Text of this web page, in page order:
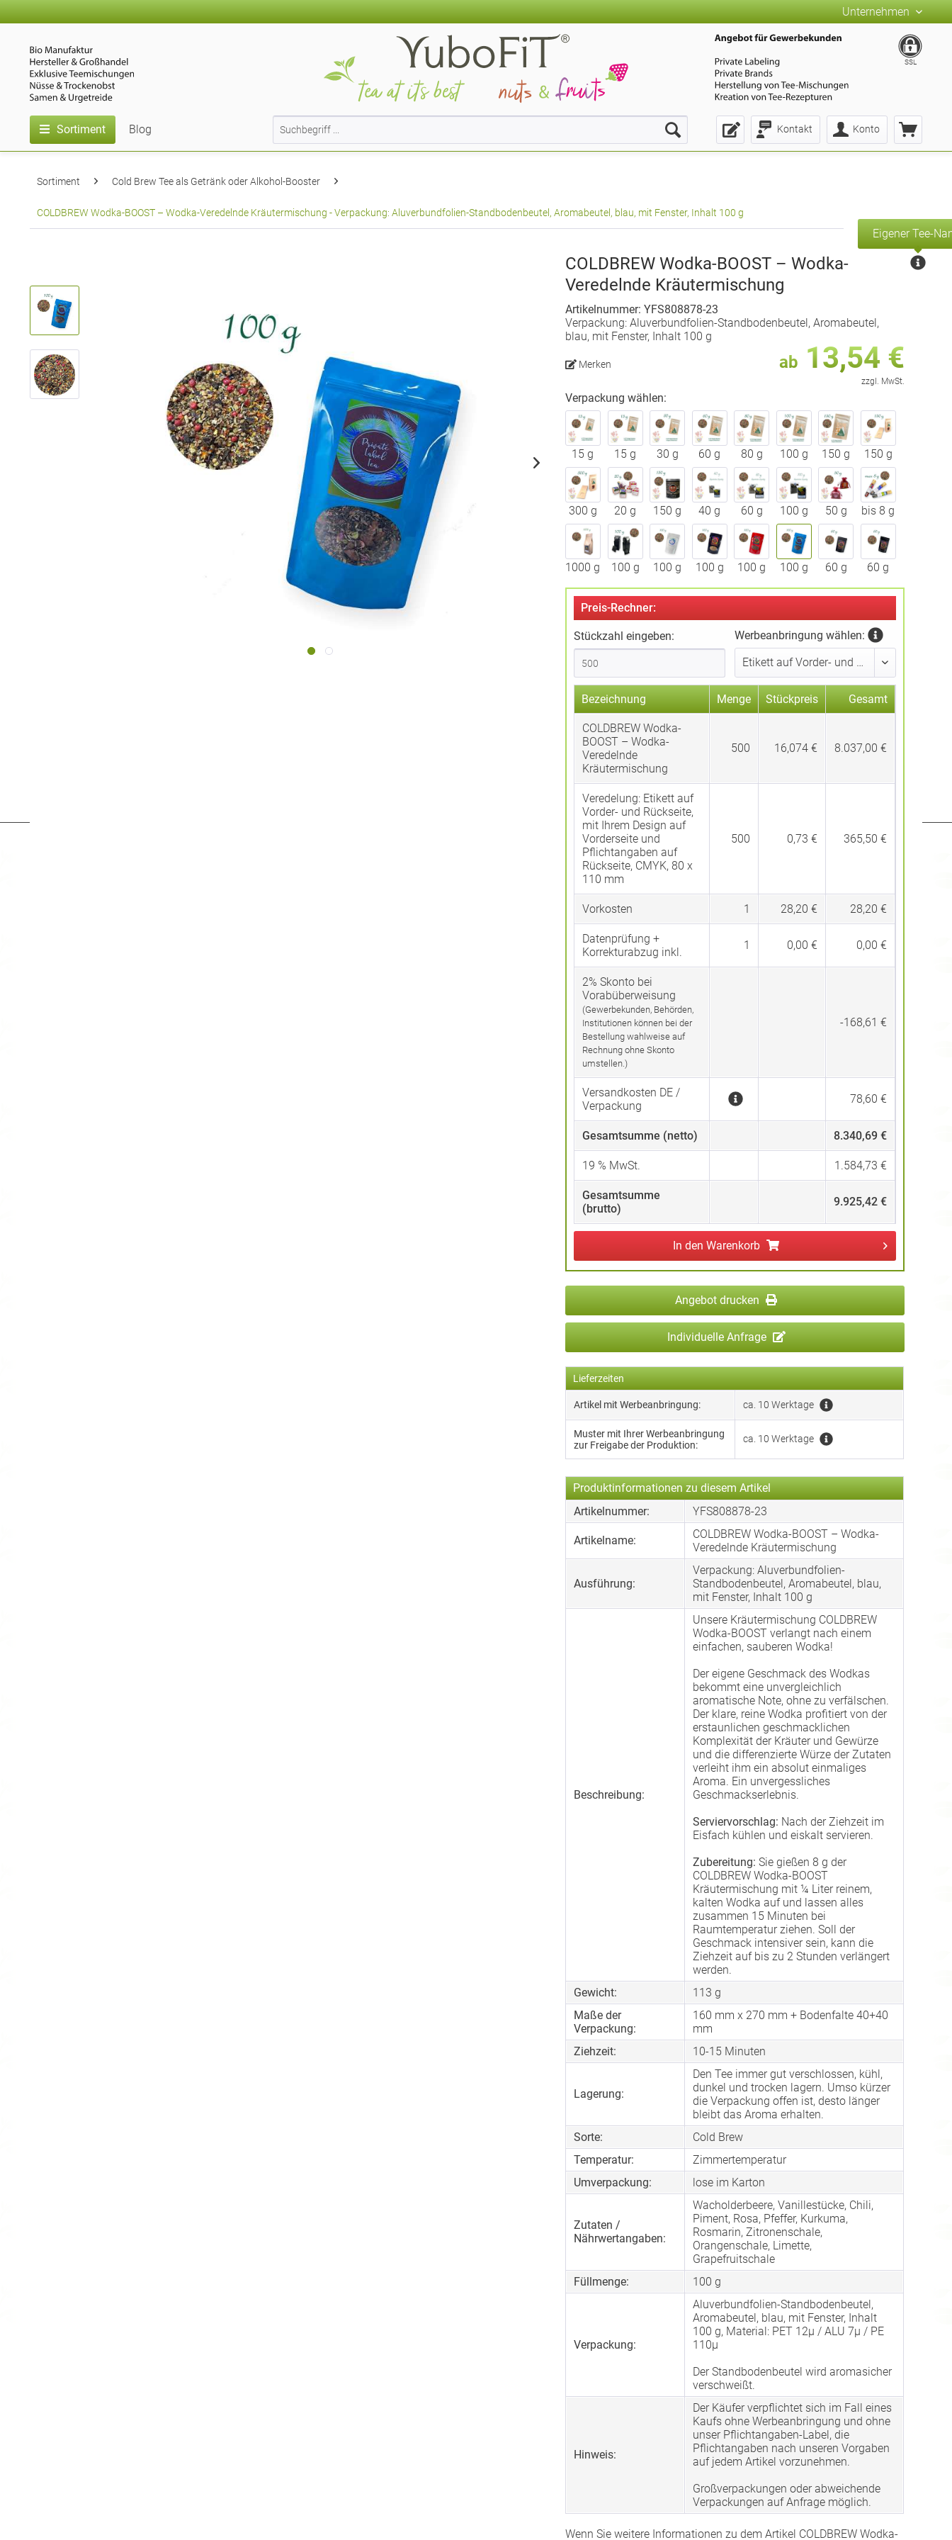
Unternehmen
Kontakt Konto
SSL
Sortiment Blog
Sortiment Cold Brew Tee als Getränk oder Alkohol-Booster
COLDBREW Wodka-BOOST – Wodka-Veredelnde Kräutermischung - Verpackung: Aluverbundfolien-Standbodenbeutel, Aromabeutel, blau, mit Fenster, Inhalt 100 g
COLDBREW Wodka-BOOST – Wodka-
Veredelnde Kräutermischung
Eigener Tee-
Artikelnummer: YFS808878-23
Verpackung: Aluverbundfolien-Standbodenbeutel, Aromabeutel,
blau, mit Fenster, Inhalt 100 g
ab 13,54 €
zzgl. MwSt.
Merken
Verpackung wählen:
15 g 15 g 30 g 60 g 80 g 100 g 150 g 150 g
300 g 20 g 150 g 40 g 60 g 100 g 50 g bis 8 g
1000 g 100 g 100 g 100 g 100 g 100 g 60 g 60 g
Preis-Rechner:
Stückzahl eingeben: Werbeanbringung wählen:
Bezeichnung Menge Stückpreis Gesamt
COLDBREW Wodka-
BOOST – Wodka-
Veredelnde
Kräutermischung
500 16,074 € 8.037,00 €
Veredelung: Etikett auf
Vorder- und Rückseite,
mit Ihrem Design auf
Vorderseite und
Pflichtangaben auf
Rückseite, CMYK, 80 x
110 mm
500 0,73 € 365,50 €
Vorkosten 1 28,20 € 28,20 €
Datenprüfung +
Korrekturabzug inkl.
1 0,00 € 0,00 €
2% Skonto bei
Vorabüberweisung
(Gewerbekunden, Behörden,
Institutionen können bei der
Bestellung wahlweise auf
Rechnung ohne Skonto
umstellen.)
-168,61 €
Versandkosten DE /
Verpackung
78,60 €
Gesamtsumme (netto) 8.340,69 €
19 % MwSt. 1.584,73 €
Gesamtsumme
(brutto)
9.925,42 €
In den Warenkorb
Angebot drucken
Individuelle Anfrage
Lieferzeiten
Artikel mit Werbeanbringung: ca. 10 Werktage
Muster mit Ihrer Werbeanbringung
zur Freigabe der Produktion:
ca. 10 Werktage
Produktinformationen zu diesem Artikel
Artikelnummer:
YFS808878-23
Artikelname:
COLDBREW Wodka-BOOST – Wodka-
Veredelnde Kräutermischung
Ausführung:
Verpackung: Aluverbundfolien-
Standbodenbeutel, Aromabeutel, blau,
mit Fenster, Inhalt 100 g
Beschreibung:
Unsere Kräutermischung COLDBREW
Wodka-BOOST verlangt nach einem
einfachen, sauberen Wodka!
Der eigene Geschmack des Wodkas
bekommt eine unvergleichlich
aromatische Note, ohne zu verfälschen.
Der klare, reine Wodka profitiert von der
erstaunlichen geschmacklichen
Komplexität der Kräuter und Gewürze
und die differenzierte Würze der Zutaten
verleiht ihm ein absolut einmaliges
Aroma. Ein unvergessliches
Geschmackserlebnis.
Serviervorschlag: Nach der Ziehzeit im
Eisfach kühlen und eiskalt servieren.
Zubereitung: Sie gießen 8 g der
COLDBREW Wodka-BOOST
Kräutermischung mit ¼ Liter reinem,
kalten Wodka auf und lassen alles
zusammen 15 Minuten bei
Raumtemperatur ziehen. Soll der
Geschmack intensiver sein, kann die
Ziehzeit auf bis zu 2 Stunden verlängert
werden.
Gewicht:
113 g
Maße der
Verpackung:
160 mm x 270 mm + Bodenfalte 40+40
mm
Ziehzeit:
10-15 Minuten
Lagerung:
Den Tee immer gut verschlossen, kühl,
dunkel und trocken lagern. Umso kürzer
die Verpackung offen ist, desto länger
bleibt das Aroma erhalten.
Sorte:
Cold Brew
Temperatur:
Zimmertemperatur
Umverpackung:
lose im Karton
Zutaten /
Nährwertangaben:
Wacholderbeere, Vanillestücke, Chili,
Piment, Rosa, Pfeffer, Kurkuma,
Rosmarin, Zitronenschale,
Orangenschale, Limette,
Grapefruitschale
Füllmenge:
100 g
Verpackung:
Aluverbundfolien-Standbodenbeutel,
Aromabeutel, blau, mit Fenster, Inhalt
100 g, Material: PET 12µ / ALU 7µ / PE
110µ
Der Standbodenbeutel wird aromasicher
verschweißt.
Hinweis:
Der Käufer verpflichtet sich im Fall eines
Kaufs ohne Werbeanbringung und ohne
unser Pflichtangaben-Label, die
Pflichtangaben nach unseren Vorgaben
auf jedem Artikel vorzunehmen.
Großverpackungen oder abweichende
Verpackungen auf Anfrage möglich.
Wenn Sie weitere Informationen zu dem Artikel COLDBREW Wodka-